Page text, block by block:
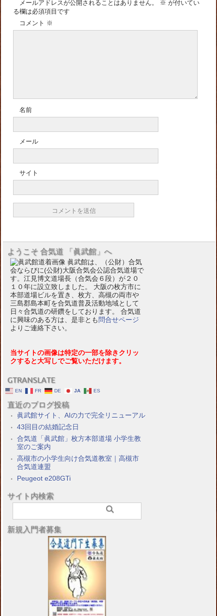
メールアドレスが公開されることはありません。 ※ が付いてい
る欄は必須項目です
コメント ※
名前
メール
サイト
ようこそ 合気道 「眞武館」へ
眞武館は、（公財）合気
会ならびに(公財)大阪合気会公認合気道場で
す。江見博文道場長（合気会６段）が２０
１０年に設立致しました。 大阪の枚方市に
本部道場ビルを置き、枚方、高槻の両市や
三島郡島本町を合気道普及活動地域として
日々合気道の研鑽をしております。 合気道
に興味のある方は、是非とも 問合せページ
よりご連絡下さい。
当サイトの画像は特定の一部を除きクリッ
クすると大写しでご覧いただけます。
GTRANSLATE
EN FR DE JA ES
直近のブログ投稿
眞武館サイト、AIの力で完全リニューアル
43回目の結婚記念日
合気道「眞武館」枚方本部道場 小学生教
室のご案内
高槻市の小学生向け合気道教室｜高槻市
合気道連盟
Peugeot e208GTi
サイト内検索
新規入門者募集